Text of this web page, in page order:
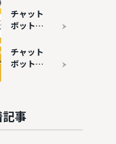
メリッ
ト・デメ
効果を詳
しく解説
チャット
ボットの
は？料金
比較でお
チャット
ボットお
種類ごと
に紹介
事